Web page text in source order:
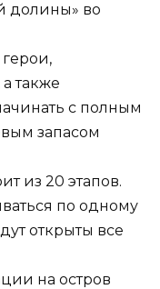
долины» во
также
с полным
запасом
из 20 этапов.
по одному
открыты все
на остров